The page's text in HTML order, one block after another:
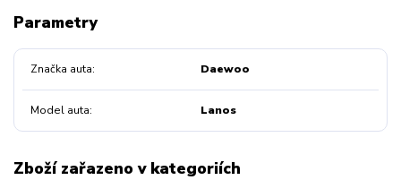
Parametry
Značka auta Daewoo
Model auta Lanos
Zboží zařazeno v kategoriích